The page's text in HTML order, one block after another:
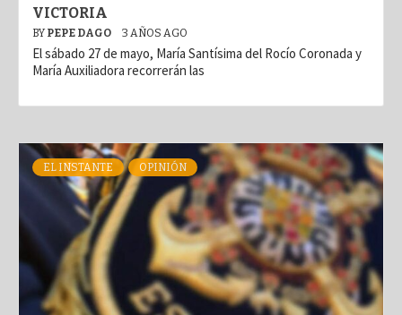
VICTORIA
BY PEPE DAGO 3 AÑOS AGO
El sábado 27 de mayo, María Santísima del Rocío Coronada y
María Auxiliadora recorrerán las
EL INSTANTE OPINIÓN